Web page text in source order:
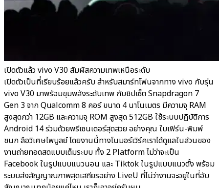
เปิดตัวแล้ว vivo V30 สัมผัสความเทพเหนือระดับ
เปิดตัวเป็นที่เรียบร้อยแล้วครับ สำหรับสมาร์ทโฟนจากทาง vivo กับรุ่น
vivo V30 มาพร้อมขุมพลังระดับเทพ กับชิปเซ็ต Snapdragon 7
Gen 3 จาก Qualcomm 8 คอร์ ขนาด 4 นาโนเมตร มีความจุ RAM
สูงสุดกว่า 12GB และความจุ ROM สูงสุด 512GB ใช้ระบบปฏิบัติการ
Android 14 ร่วมด้วยพรีเซนเตอร์สุดสวย อย่างคุณ ใบเฟิร์น-พิมพ์
ชนก ลือวิเศษไพบูลย์ โดยงานนี้ทางโนมอร์เวิร์คเราได้ดูแลในส่วนของ
งานถ่ายทอดสดแบบเต็มระบบ ทั้ง 2 Platform ไม่ว่าจะเป็น
Facebook ในรูปแบบแนวนอน และ Tiktok ในรูปแบบแนวตั้ง พร้อม
ระบบส่งสัญญาณภาพสุดเสถียรอย่าง LiveU ที่ไม่ว่างานจะอยู่ในที่อับ